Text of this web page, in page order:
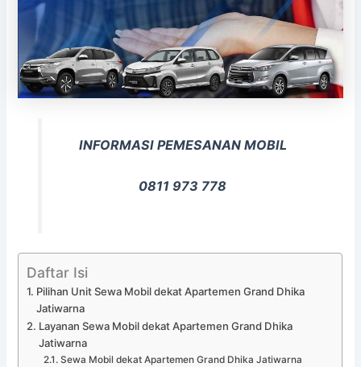
INFORMASI PEMESANAN MOBIL
0811 973 778
Daftar Isi
Pilihan Unit Sewa Mobil dekat Apartemen Grand Dhika
Jatiwarna
Layanan Sewa Mobil dekat Apartemen Grand Dhika
Jatiwarna
Sewa Mobil dekat Apartemen Grand Dhika Jatiwarna